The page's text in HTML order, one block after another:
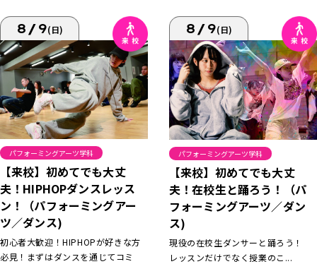
8/9(日)
パフォーミングアーツ学科
【来校】初めてでも大丈
夫！HIPHOPダンスレッス
ン！（パフォーミングアー
ツ／ダンス)
初心者大歓迎！HIPHOPが好きな方
必見！まずはダンスを通じてコミ
8/9(日)
パフォーミングアーツ学科
【来校】初めてでも大丈
夫！在校生と踊ろう！（パ
フォーミングアーツ／ダン
ス)
現役の在校生ダンサーと踊ろう！
レッスンだけでなく授業のこ...